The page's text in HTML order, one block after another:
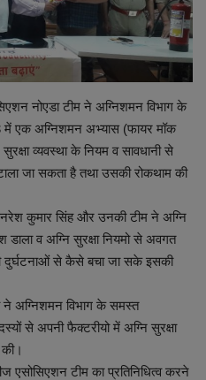
नोएडा टीम ने अग्निशमन विभाग के
एक अग्निशमन अभ्यास (फायर मॉक
व्यवस्था के नियम व सावधानी से
जा सकता है तथा उसकी रोकथाम की
कुमार सिंह और उनकी टीम ने अग्नि
व अग्नि सुरक्षा नियमो से अवगत
दुर्घटनाओं से कैसे बचा जा सके इसकी
ने अग्निशमन विभाग के समस्त
से अपनी फैक्टरीयो में अग्नि सुरक्षा
टीम का प्रतिनिधित्व करने